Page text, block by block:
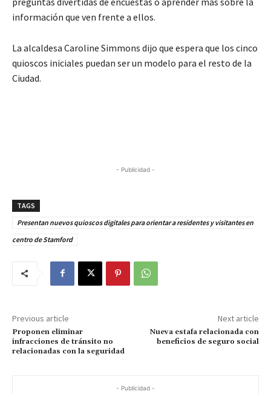
información que ven frente a ellos.
La alcaldesa Caroline Simmons dijo que espera que los cinco
quioscos iniciales puedan ser un modelo para el resto de la
Ciudad.
- Publicidad -
TAGS
Presentan nuevos quioscos digitales para orientar a residentes y visitantes en
centro de Stamford
Previous article
Proponen eliminar
infracciones de tránsito no
relacionadas con la seguridad
Next article
Nueva estafa relacionada con
beneficios de seguro social
- Publicidad -